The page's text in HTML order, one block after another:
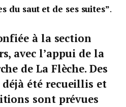
du saut et de ses suites”.
à la section
avec l’appui de la
de La Flèche. Des
été recueillis et
sont prévues